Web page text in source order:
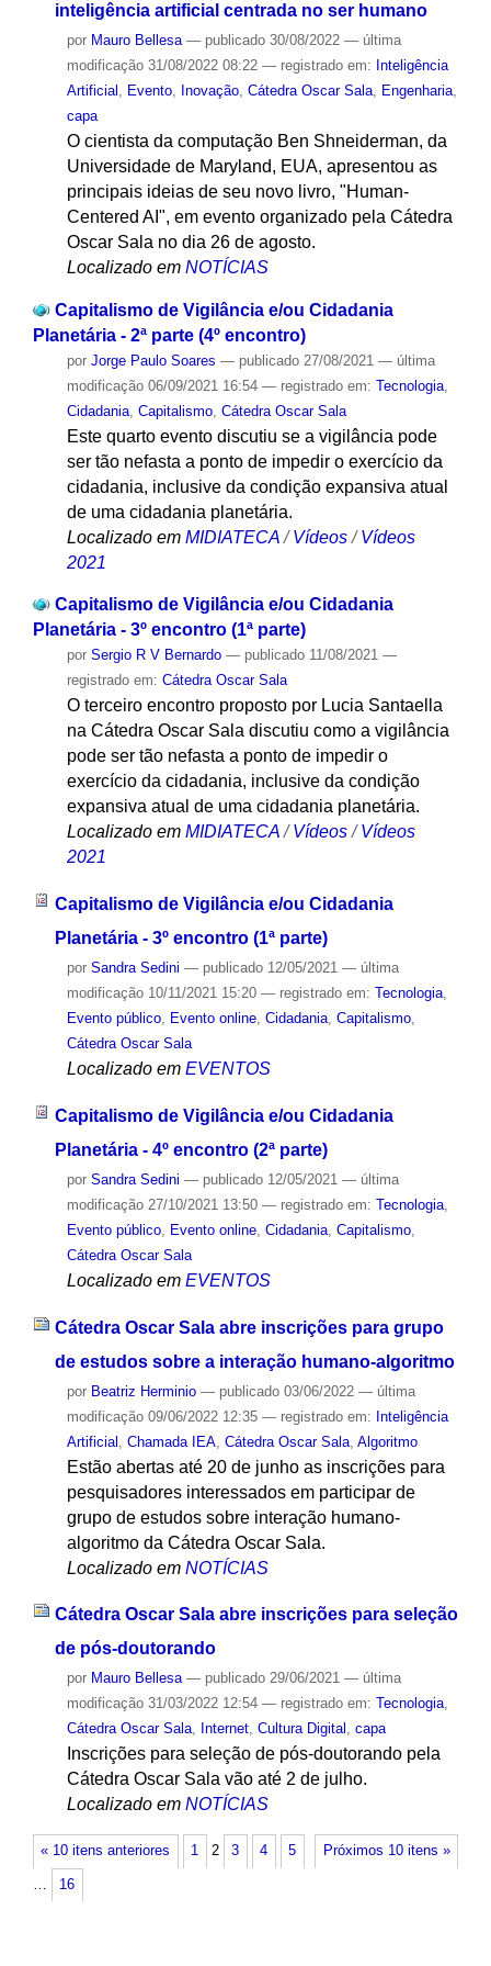
inteligência artificial centrada no ser humano
por Mauro Bellesa — publicado30/08/2022 — última
modificação31/08/2022 08:22 — registrado em: Inteligência
Artificial , Evento, Inovação, Cátedra Oscar Sala, Engenharia,
capa
O cientista da computação Ben Shneiderman, da
Universidade de Maryland, EUA, apresentou as
principais ideias de seu novo livro, "Human-
Centered AI", em evento organizado pela Cátedra
Oscar Sala no dia 26 de agosto.
Localizado em NOTÍCIAS
Capitalismo de Vigilância e/ou Cidadania
Planetária - 2ª parte (4º encontro)
por Jorge Paulo Soares — publicado27/08/2021 — última
modificação06/09/2021 16:54 — registrado em: Tecnologia,
Cidadania, Capitalismo, Cátedra Oscar Sala
Este quarto evento discutiu se a vigilância pode
ser tão nefasta a ponto de impedir o exercício da
cidadania, inclusive da condição expansiva atual
de uma cidadania planetária.
Localizado em MIDIATECA /Vídeos /Vídeos
2021
Capitalismo de Vigilância e/ou Cidadania
Planetária - 3º encontro (1ª parte)
por Sergio R V Bernardo — publicado11/08/2021 —
registrado em: Cátedra Oscar Sala
O terceiro encontro proposto por Lucia Santaella
na Cátedra Oscar Sala discutiu como a vigilância
pode ser tão nefasta a ponto de impedir o
exercício da cidadania, inclusive da condição
expansiva atual de uma cidadania planetária.
Localizado em MIDIATECA / Vídeos / Vídeos
2021
Capitalismo de Vigilância e/ou Cidadania
Planetária - 3º encontro (1ª parte)
por Sandra Sedini — publicado12/05/2021 — última
modificação10/11/2021 15:20 — registrado em: Tecnologia,
Evento público, Evento online, Cidadania, Capitalismo,
Cátedra Oscar Sala
Localizado em EVENTOS
Capitalismo de Vigilância e/ou Cidadania
Planetária - 4º encontro (2ª parte)
por Sandra Sedini — publicado12/05/2021 — última
modificação27/10/2021 13:50 — registrado em: Tecnologia,
Evento público, Evento online, Cidadania, Capitalismo,
Cátedra Oscar Sala
Localizado em EVENTOS
Cátedra Oscar Sala abre inscrições para grupo
de estudos sobre a interação humano-algoritmo
por Beatriz Herminio — publicado03/06/2022 — última
modificação09/06/2022 12:35 — registrado em: Inteligência
Artificial Chamada IEA, Cátedra Oscar Sala, Algoritmo
Estão abertas até 20 de junho as inscrições para
pesquisadores interessados em participar de
grupo de estudos sobre interação humano-
algoritmo da Cátedra Oscar Sala.
Localizado em NOTÍCIAS
Cátedra Oscar Sala abre inscrições para seleção
de pós-doutorando
por Mauro Bellesa — publicado29/06/2021 — última
modificação31/03/2022 12:54 — registrado em: Tecnologia,
Cátedra Oscar Sala, Internet, Cultura Digital , capa
Inscrições para seleção de pós-doutorando pela
Cátedra Oscar Sala vão até 2 de julho.
Localizado em NOTÍCIAS
« 10 itens anteriores Próximos 10 itens »
1 2 3 4 5
… 16